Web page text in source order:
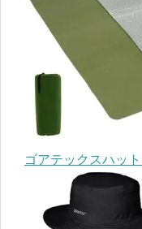
ゴアテックスハッ